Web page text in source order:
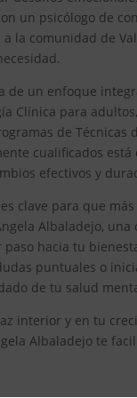
un psicólogo de
la comunidad de
un enfoque
Clínica para
de Técnicas
cualificados
efectivos y
clave para que
Albaladejo,
hacia tu
puntuales o
de tu salud
interior y en tu
Albaladejo te